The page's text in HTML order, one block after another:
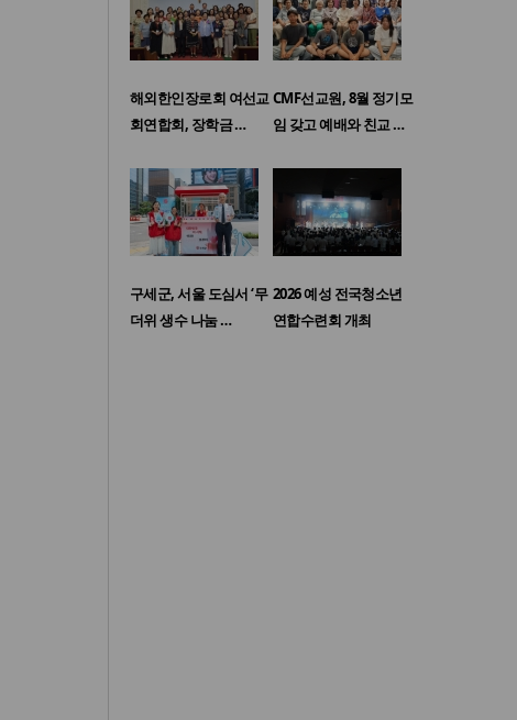
해외한인장로회 여선교
회연합회, 장학금 …
CMF선교원, 8월 정기모
임 갖고 예배와 친교 …
구세군, 서울 도심서 ‘무
더위 생수 나눔 …
2026 예성 전국청소년
연합수련회 개최